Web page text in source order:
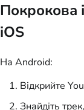
Покрокова
iOS
На Android:
Відкрийте
Знайдіть